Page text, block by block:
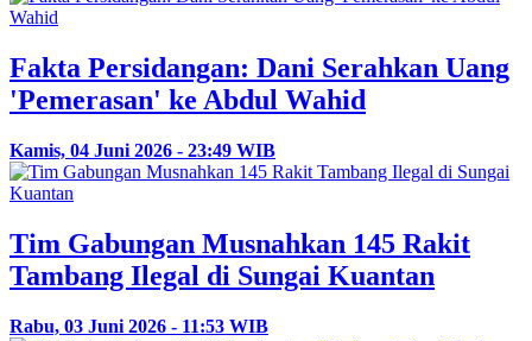
Fakta Persidangan: Dani Serahkan Uang
'Pemerasan' ke Abdul Wahid
Kamis, 04 Juni 2026 - 23:49 WIB
Tim Gabungan Musnahkan 145 Rakit
Tambang Ilegal di Sungai Kuantan
Rabu, 03 Juni 2026 - 11:53 WIB